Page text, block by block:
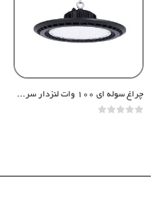
چراغ سوله‌ ای ۱۰۰ وات لنزدار سری بتا